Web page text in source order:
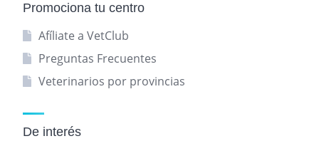
Promociona tu centro
Afíliate a VetClub
Preguntas Frecuentes
Veterinarios por provincias
De interés